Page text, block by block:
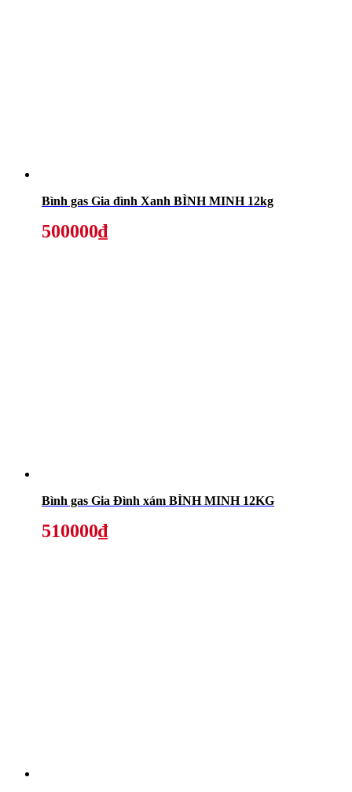
Bình gas Gia đình Xanh BÌNH MINH 12kg
500000₫
Bình gas Gia Đình xám BÌNH MINH 12KG
510000₫